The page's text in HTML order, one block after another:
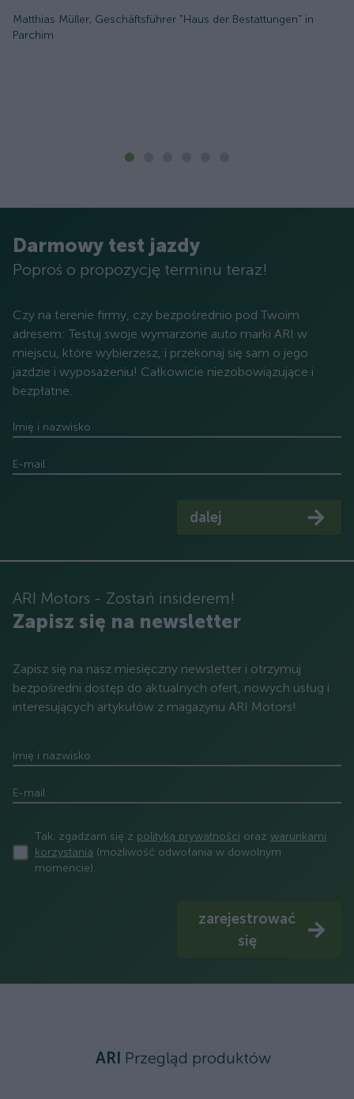
Matthias Müller, Geschäftsführer "Haus der Bestattungen" in
Parchim
Darmowy test jazdy
Poproś o propozycję terminu teraz!
Czy na terenie firmy, czy bezpośrednio pod Twoim
adresem: Testuj swoje wymarzone auto marki ARI w
miejscu, które wybierzesz, i przekonaj się sam o jego
jazdzie i wyposażeniu! Całkowicie niezobowiązujące i
bezpłatne.
Imię i nazwisko
E-mail
dalej
ARI Motors - Zostań insiderem!
Zapisz się na newsletter
Zapisz się na nasz miesięczny newsletter i otrzymuj
bezpośredni dostęp do aktualnych ofert, nowych usług i
interesujących artykułów z magazynu ARI Motors!
Imię i nazwisko
E-mail
Tak, zgadzam się z polityką prywatności oraz warunkami
korzystania (możliwość odwołania w dowolnym
momencie).
zarejestrować
się
ARI Przegląd produktów